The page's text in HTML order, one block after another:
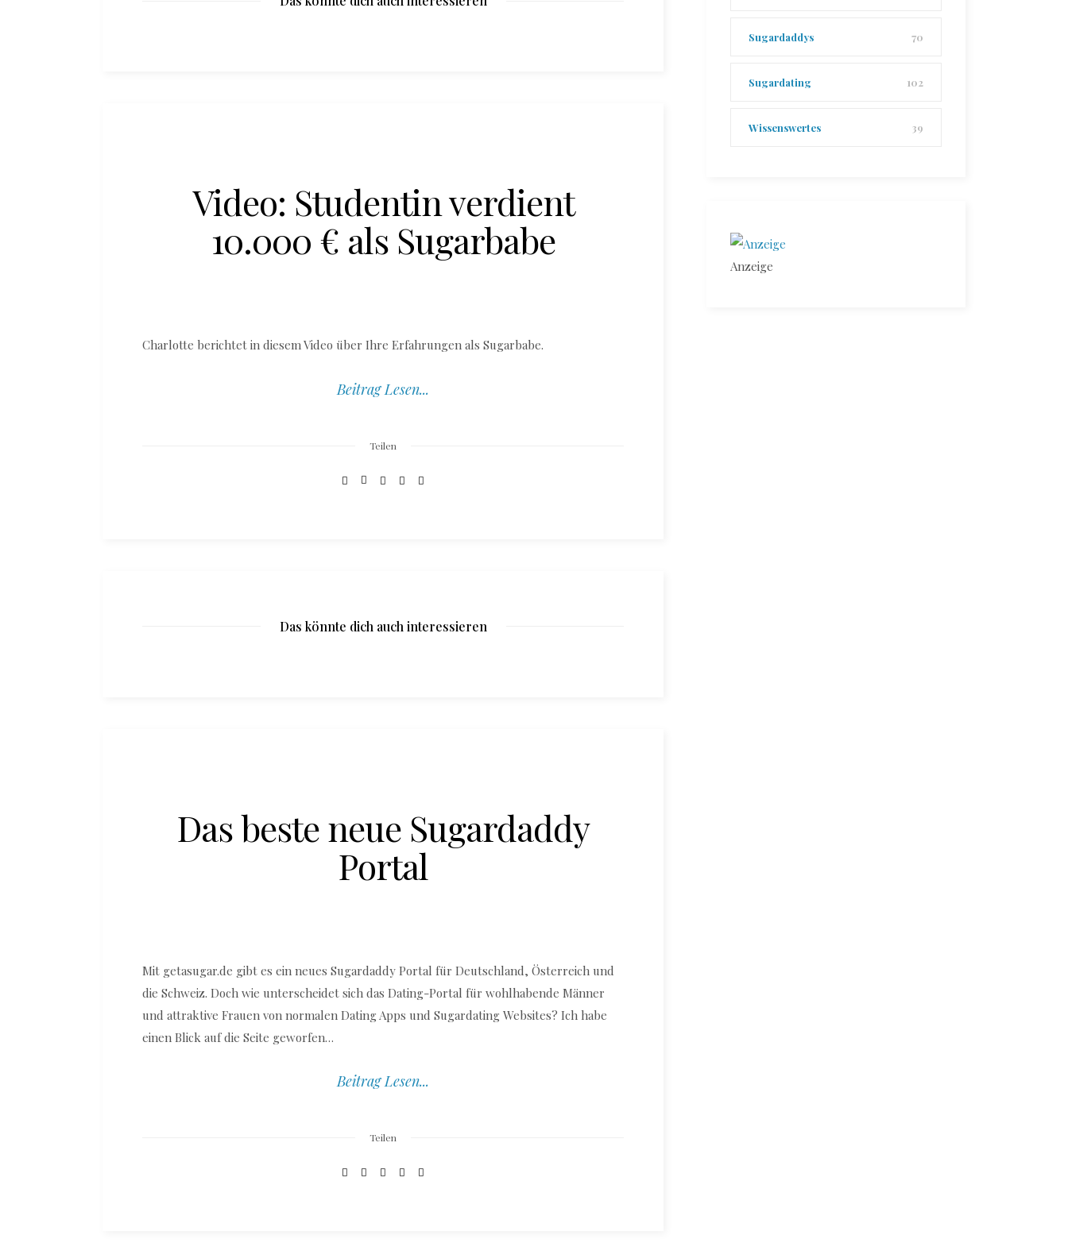
Video: Studentin verdient
10.000 € als Sugarbabe
Charlotte berichtet in diesem Video über Ihre Erfahrungen als Sugarbabe.
Beitrag Lesen...
Teilen
Das könnte dich auch interessieren
Das beste neue Sugardaddy
Portal
Mit getasugar.de gibt es ein neues Sugardaddy Portal für Deutschland, Österreich und
die Schweiz. Doch wie unterscheidet sich das Dating-Portal für wohlhabende Männer
und attraktive Frauen von normalen Dating Apps und Sugardating Websites? Ich habe
einen Blick auf die Seite geworfen…
Beitrag Lesen...
Teilen
Sugardaddys 70
Sugardating 102
Wissenswertes 39
Anzeige